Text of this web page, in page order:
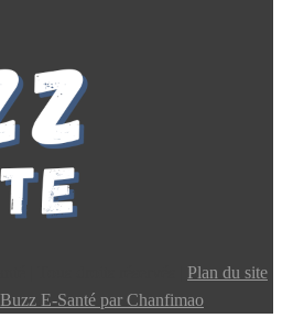
Plan du site
Buzz E-Santé par Chanfimao